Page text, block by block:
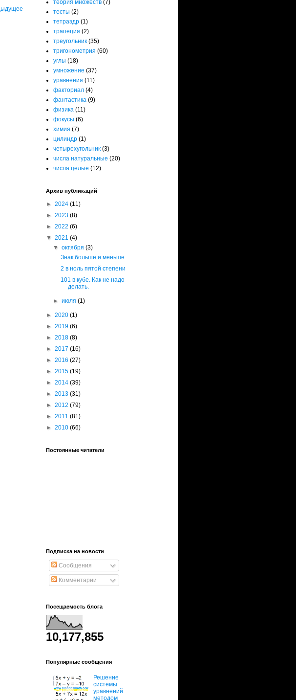
теория множеств (7)
тесты (2)
тетраэдр (1)
трапеция (2)
треугольник (35)
тригонометрия (60)
углы (18)
умножение (37)
уравнения (11)
факториал (4)
фантастика (9)
физика (11)
фокусы (6)
химия (7)
цилиндр (1)
четырехугольник (3)
числа натуральные (20)
числа целые (12)
Архив публикаций
► 2024 (11)
► 2023 (8)
► 2022 (6)
▼ 2021 (4)
▼октября(3)
Знак больше и меньше
2 в ноль пятой степени
101 в кубе. Как не надо
делать.
►июля(1)
► 2020 (1)
► 2019 (6)
► 2018 (8)
► 2017 (16)
► 2016 (27)
► 2015 (19)
► 2014 (39)
► 2013 (31)
► 2012 (79)
► 2011 (81)
► 2010 (66)
Постоянные читатели
Подписка на новости
Сообщения
Комментарии
Посещаемость блога
10,177,855
Популярные сообщения
Решение
системы
уравнений
методом